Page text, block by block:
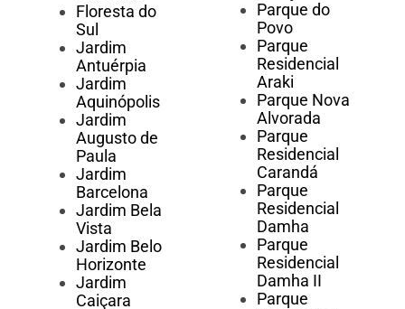
Floresta do
Sul
Jardim
Antuérpia
Jardim
Aquinópolis
Jardim
Augusto de
Paula
Jardim
Barcelona
Jardim Bela
Vista
Jardim Belo
Horizonte
Jardim
Caiçara
Parque do
Povo
Parque
Residencial
Araki
Parque Nova
Alvorada
Parque
Residencial
Carandá
Parque
Residencial
Damha
Parque
Residencial
Damha II
Parque